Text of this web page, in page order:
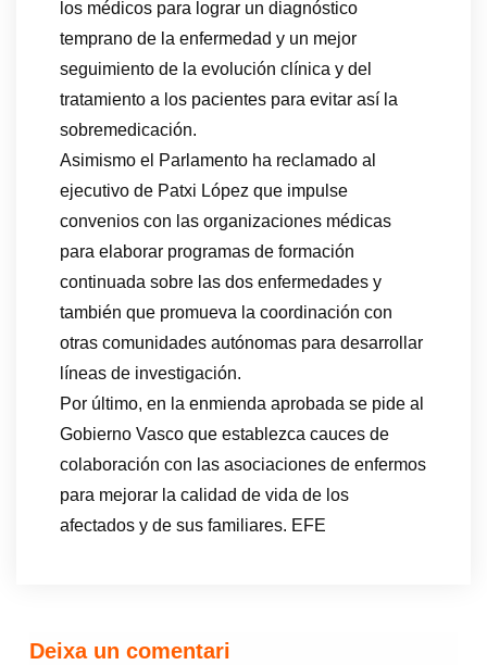
los médicos para lograr un diagnóstico
temprano de la enfermedad y un mejor
seguimiento de la evolución clínica y del
tratamiento a los pacientes para evitar así la
sobremedicación.
Asimismo el Parlamento ha reclamado al
ejecutivo de Patxi López que impulse
convenios con las organizaciones médicas
para elaborar programas de formación
continuada sobre las dos enfermedades y
también que promueva la coordinación con
otras comunidades autónomas para desarrollar
líneas de investigación.
Por último, en la enmienda aprobada se pide al
Gobierno Vasco que establezca cauces de
colaboración con las asociaciones de enfermos
para mejorar la calidad de vida de los
afectados y de sus familiares. EFE
Deixa un comentari